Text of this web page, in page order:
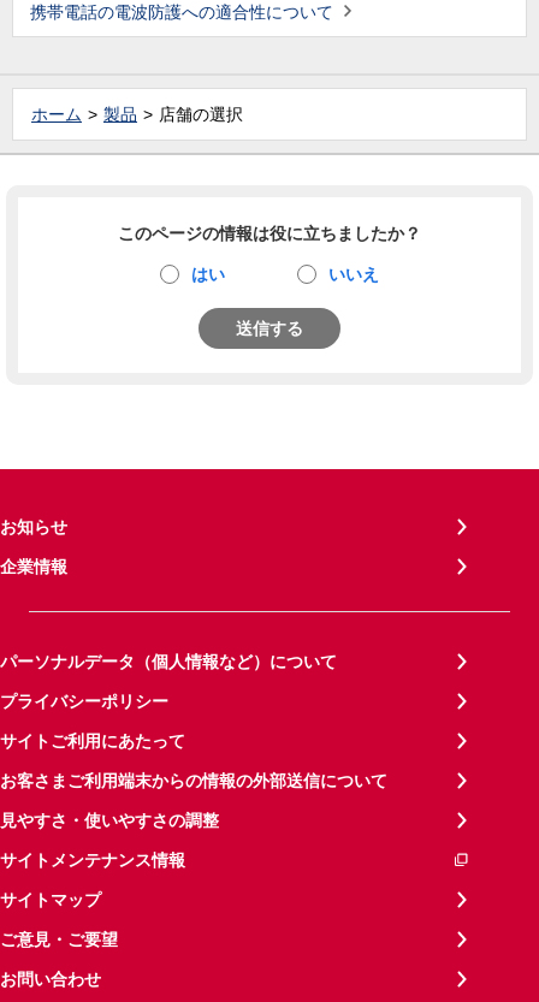
携帯電話の電波防護への適合性について
ホーム 製品 店舗の選択
このページの情報は役に立ちましたか？
はい いいえ
送信する
お知らせ
企業情報
パーソナルデータ（個人情報など）について
プライバシーポリシー
サイトご利用にあたって
お客さまご利用端末からの情報の外部送信について
見やすさ・使いやすさの調整
サイトメンテナンス情報
サイトマップ
ご意見・ご要望
お問い合わせ